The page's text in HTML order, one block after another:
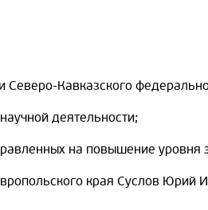
Кавказского
деятельности;
на повышение уровня
края Суслов Юрий